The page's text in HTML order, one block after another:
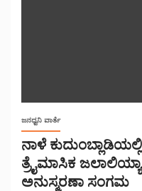
ಜನಧ್ವನಿ ವಾರ್ತೆ
ನಾಳೆ
ತ್ರೈಮಾಸಿಕ
ಅನುಸ್ಮರಣಾ ಸಂಗಮ